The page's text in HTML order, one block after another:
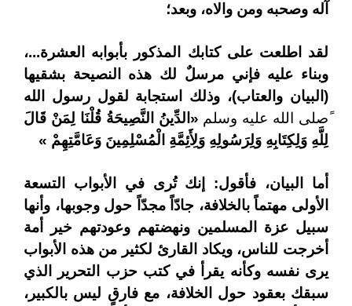
آله وصحبه ومن والاه، وبعد؛
لقد اطلعت على كتابك المذكور بأبوابه العشرة...،
وبناء عليه فإني مرسلٌ لك هذه النصيحة بشقيها
(البيان والعتاب)، وذلك استجابة لقول رسول الله
ًصلى الله عليه وسلم « الدِّينُ النَّصِيحَةُ قُلْنَا لِمَنْ قَالَ
لِلَّهِ وَلِكِتَابِهِ وَلِرَسُولِهِ وَلِأَئِمَّةِ الْمُسْلِمِينَ وَعَامَّتِهِمْ »
أما البيان، فأقول: إنك تُرى في الأبواب التسعة
الأولى مهتماً بالخلافة، جادّاً مجدّاً حول وجوبها، وأنها
سبيل عزة المسلمين ونهضتهم وعودتهم خير أمة
أخرجت للناس، ويكاد القارئ لكثير من هذه الأبواب
يرى نفسه وكأنه يقرأ في كتب حزب التحرير الذي
سبقك بعقود حول الخلافة، مع فارقٍ ليس بالكبير،